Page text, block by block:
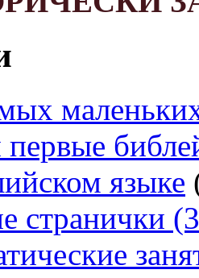
языке
странички